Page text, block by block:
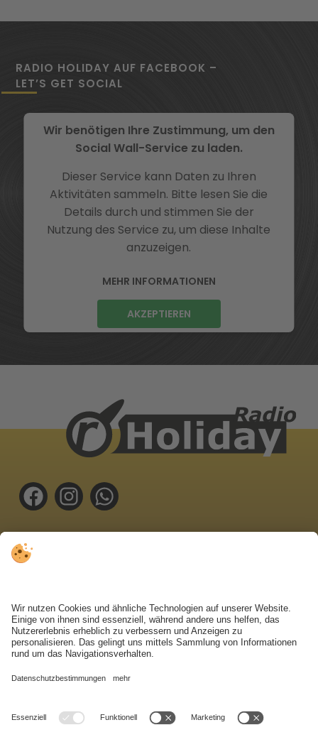
RADIO HOLIDAY AUF FACEBOOK –
LET’S GET SOCIAL
Wir benötigen Ihre Zustimmung, um den
Social Wall-Service zu laden.
Dieser Service kann Daten zu Ihren
Aktivitäten sammeln. Bitte lesen Sie die
Details durch und stimmen Sie der
Nutzung des Service zu, um diese Inhalte
anzuzeigen.
MEHR INFORMATIONEN
AKZEPTIEREN
WETTER KONTAKTFORMULAR
MwSt.-Nr. IT01163610213 .Impressum Datenschutz.Individuelle